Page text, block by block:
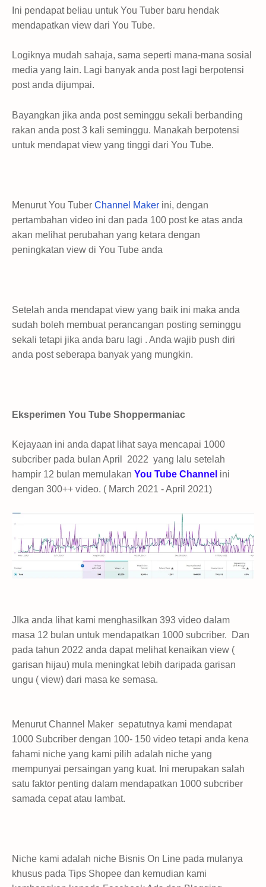
Ini pendapat beliau untuk You Tuber baru hendak
mendapatkan view dari You Tube.
Logiknya mudah sahaja, sama seperti mana-mana sosial
media yang lain. Lagi banyak anda post lagi berpotensi
post anda dijumpai.
Bayangkan jika anda post seminggu sekali berbanding
rakan anda post 3 kali seminggu. Manakah berpotensi
untuk mendapat view yang tinggi dari You Tube.
Menurut You Tuber Channel Maker ini, dengan
pertambahan video ini dan pada 100 post ke atas anda
akan melihat perubahan yang ketara dengan
peningkatan view di You Tube anda
Setelah anda mendapat view yang baik ini maka anda
sudah boleh membuat perancangan posting seminggu
sekali tetapi jika anda baru lagi . Anda wajib push diri
anda post seberapa banyak yang mungkin.
Eksperimen You Tube Shoppermaniac
Kejayaan ini anda dapat lihat saya mencapai 1000
subcriber pada bulan April 2022 yang lalu setelah
hampir 12 bulan memulakan You Tube Channel ini
dengan 300++ video. ( March 2021 - April 2021)
JIka anda lihat kami menghasilkan 393 video dalam
masa 12 bulan untuk mendapatkan 1000 subcriber. Dan
pada tahun 2022 anda dapat melihat kenaikan view (
garisan hijau) mula meningkat lebih daripada garisan
ungu ( view) dari masa ke semasa.
Menurut Channel Maker sepatutnya kami mendapat
1000 Subcriber dengan 100- 150 video tetapi anda kena
fahami niche yang kami pilih adalah niche yang
mempunyai persaingan yang kuat. Ini merupakan salah
satu faktor penting dalam mendapatkan 1000 subcriber
samada cepat atau lambat.
Niche kami adalah niche Bisnis On Line pada mulanya
khusus pada Tips Shopee dan kemudian kami